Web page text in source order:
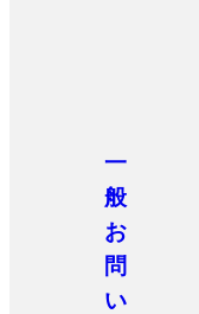
一
般
お
問
い